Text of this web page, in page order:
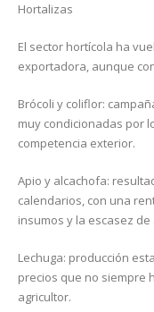
Hortalizas
El sector hortícola ha
exportadora, aunque
Brócoli y coliflor:
muy condicionadas por
competencia exterior.
Apio y alcachofa:
calendarios, con una
insumos y la escasez de
Lechuga: producción
precios que no siempre
agricultor.